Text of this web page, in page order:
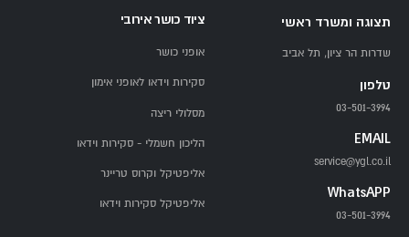
תצוגה ומשרד ראשי
שדרות הר ציון, תל אביב
טלפון
03-501-3994
EMAIL
service@ygl.co.il
WhatsAPP
03-501-3994
ציוד כושר אירובי
אופני כושר
סקירות וידאו לאופני אימון
מסלולי ריצה
הליכון חשמלי - סקירות וידאו
אליפטיקל וקרוס טריינר
אליפטיקל סקירות וידאו